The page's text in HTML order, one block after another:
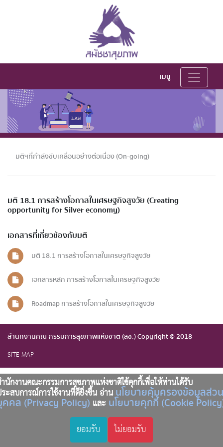
นักงานคณะกรรมการสุขภาพแห่งชาติใช้คุกกี้เพื่อให้ท่านได้รับ
ะสบการณ์การใช้งานที่ดียิ่งขึ้น อ่านนโยบายคุ้มครองข้อมูลส่วน
คล (Privacy Policy) และนโยบายคุกกี้ (Cookie
ยอมรับ ไม่ยอมรับ
เมนู
มติฯที่กำลังขับเคลื่อนอย่างต่อเนื่อง (On-going)
มติ 18.1 การสร้างโอกาสในเศรษฐกิจสูงวัย (Creating
opportunity for Silver economy)
เอกสารที่เกี่ยวข้องกับมติ
มติ 18.1 การสร้างโอกาสในเศรษฐกิจสูงวัย
เอกสารหลัก การสร้างโอกาสในเศรษฐกิจสูงวัย
Roadmap การสร้างโอกาสในเศรษฐกิจสูงวัย
สำนักงานคณะกรรมการสุขภาพแห่งชาติ (สช.) Copyright © 2018
SITE MAP